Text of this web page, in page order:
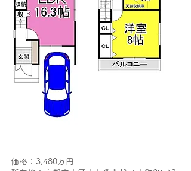
価格：3,480万円